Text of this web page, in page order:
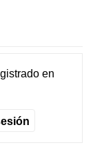
en